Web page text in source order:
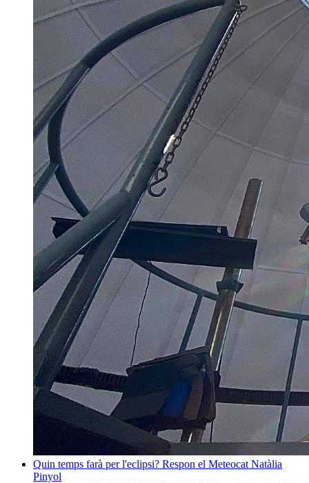
Quin temps farà per l'eclipsi? Respon el Meteocat Natàlia
Pinyol